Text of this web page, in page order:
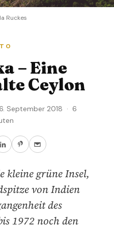
Ruckes
– Eine
Ceylon
September 2018 · 6
kleine grüne Insel,
von Indien
des
1972 noch den